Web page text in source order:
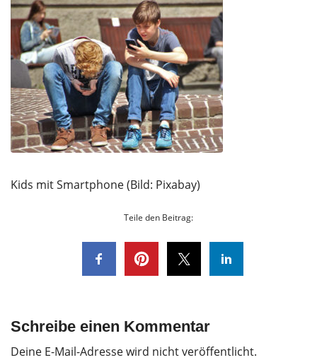
Kids mit Smartphone (Bild: Pixabay)
Teile den Beitrag:
Schreibe einen Kommentar
Deine E-Mail-Adresse wird nicht veröffentlicht.